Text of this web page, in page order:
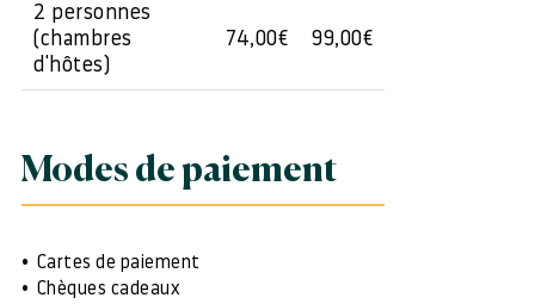
2 personnes
(chambres
d'hôtes)
74,00€ 99,00€
Modes de paiement
Cartes de paiement
Chèques cadeaux